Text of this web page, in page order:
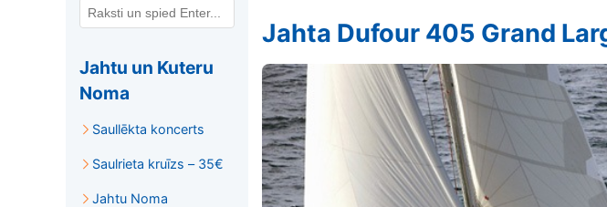
Jahtu un Kuteru
Noma
Saullēkta koncerts
Saulrieta kruīzs – 35€
Jahtu Noma
Jahta Dufour 405 Grand